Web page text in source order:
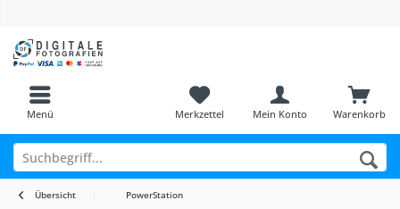
Menü Warenkorb
Merkzettel Mein Konto
Übersicht PowerStation